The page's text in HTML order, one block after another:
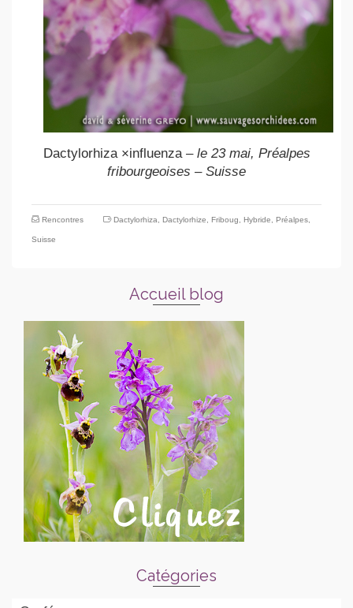
Dactylorhiza ×influenza– le 23 mai, Préalpes
fribourgeoises – Suisse
Rencontres Dactylorhiza, Dactylorhize, Friboug, Hybride, Préalpes,
Suisse
Accueil blog
Catégories